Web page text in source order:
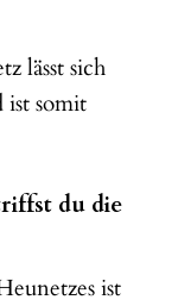
lässt sich
ist somit
du die
ist